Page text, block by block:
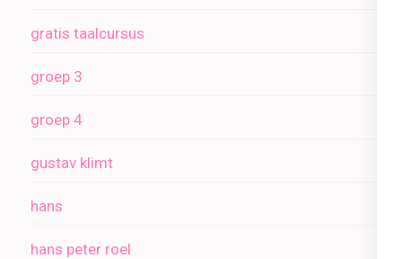
gratis taalcursus
groep 3
groep 4
gustav klimt
hans
hans peter roel